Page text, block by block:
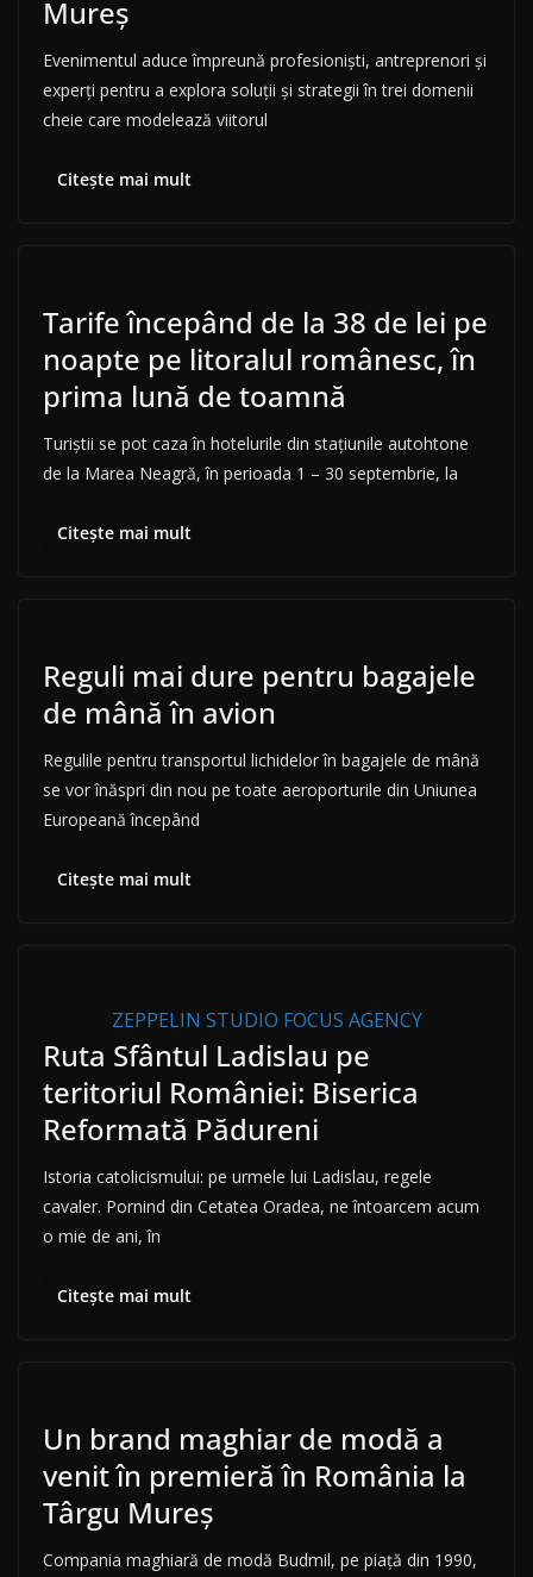
Mureș
Evenimentul aduce împreună profesioniști, antreprenori și
experți pentru a explora soluții și strategii în trei domenii
cheie care modelează viitorul
Citește mai mult
Tarife începând de la 38 de lei pe
noapte pe litoralul românesc, în
prima lună de toamnă
Turiştii se pot caza în hotelurile din staţiunile autohtone
de la Marea Neagră, în perioada 1 – 30 septembrie, la
Citește mai mult
Reguli mai dure pentru bagajele
de mână în avion
Regulile pentru transportul lichidelor în bagajele de mână
se vor înăspri din nou pe toate aeroporturile din Uniunea
Europeană începând
Citește mai mult
ZEPPELIN STUDIO FOCUS AGENCY
Ruta Sfântul Ladislau pe
teritoriul României: Biserica
Reformată Pădureni
Istoria catolicismului: pe urmele lui Ladislau, regele
cavaler. Pornind din Cetatea Oradea, ne întoarcem acum
o mie de ani, în
Citește mai mult
Un brand maghiar de modă a
venit în premieră în România la
Târgu Mureș
Compania maghiară de modă Budmil, pe piață din 1990,